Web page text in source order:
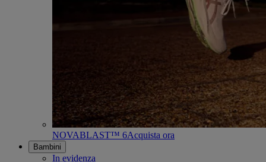
NOVABLAST™ 6Acquista ora
Bambini
In evidenza